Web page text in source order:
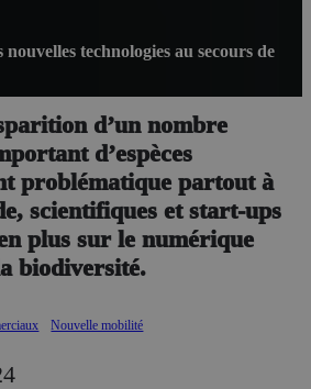
nouvelles technologies au secours de
d’un nombre
d’espèces
problématique partout à
scientifiques et start-ups
plus sur le numérique
biodiversité.
Nouvelle mobilité